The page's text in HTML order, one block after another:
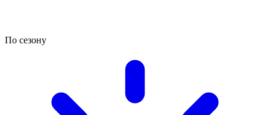
По сезону